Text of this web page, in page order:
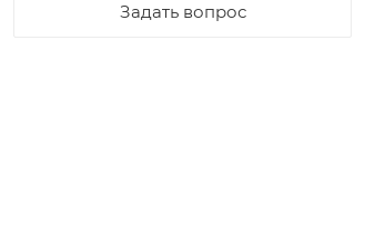
Задать вопрос